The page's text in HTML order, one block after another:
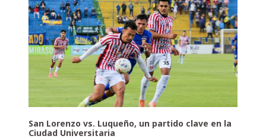
San Lorenzo vs. Luqueño, un partido clave en la
Ciudad Universitaria